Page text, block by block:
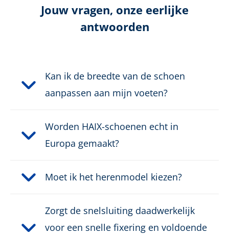
Laag
Veiligheidsklasse: Geen Veiligheidsklasse
Waterdicht:
Waterdicht dankzij GORE-
Gewicht per schoen: 405 g
Jouw vragen, onze eerlijke
antwoorden
Kan ik de breedte van de schoen
aanpassen aan mijn voeten?
Worden HAIX-schoenen echt in
Europa gemaakt?
Moet ik het herenmodel kiezen?
Zorgt de snelsluiting daadwerkelijk
voor een snelle fixering en voldoende